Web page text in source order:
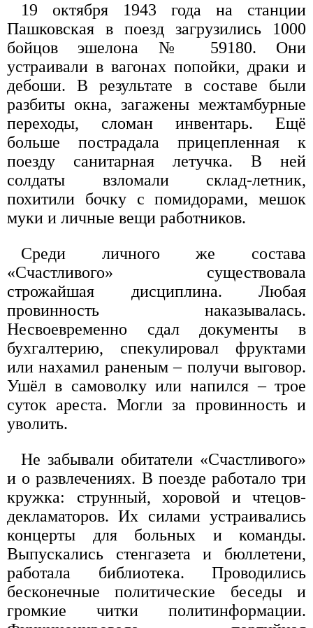
19 октября 1943 года на станции
Пашковская в поезд загрузились 1000
бойцов эшелона № 59180. Они
устраивали в вагонах попойки, драки и
дебоши. В результате в составе были
разбиты окна, загажены межтамбурные
переходы, сломан инвентарь. Ещё
больше пострадала прицепленная к
поезду санитарная летучка. В ней
солдаты взломали склад-летник,
похитили бочку с помидорами, мешок
муки и личные вещи работников.
Среди личного же состава
«Счастливого» существовала
строжайшая дисциплина. Любая
провинность наказывалась.
Несвоевременно сдал документы в
бухгалтерию, спекулировал фруктами
или нахамил раненым – получи выговор.
Ушёл в самоволку или напился – трое
суток ареста. Могли за провинность и
уволить.
Не забывали обитатели «Счастливого»
и о развлечениях. В поезде работало три
кружка: струнный, хоровой и чтецов-
декламаторов. Их силами устраивались
концерты для больных и команды.
Выпускались стенгазета и бюллетени,
работала библиотека. Проводились
бесконечные политические беседы и
громкие читки политинформации.